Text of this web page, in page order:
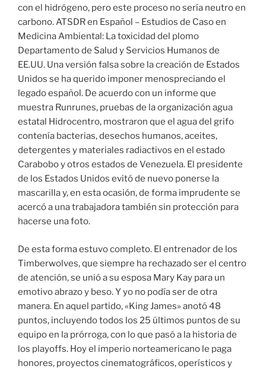
con el hidrógeno, pero este proceso no sería neutro en
carbono. ATSDR en Español – Estudios de Caso en
Medicina Ambiental: La toxicidad del plomo
Departamento de Salud y Servicios Humanos de
EE.UU. Una versión falsa sobre la creación de Estados
Unidos se ha querido imponer menospreciando el
legado español. De acuerdo con un informe que
muestra Runrunes, pruebas de la organización agua
estatal Hidrocentro, mostraron que el agua del grifo
contenía bacterias, desechos humanos, aceites,
detergentes y materiales radiactivos en el estado
Carabobo y otros estados de Venezuela. El presidente
de los Estados Unidos evitó de nuevo ponerse la
mascarilla y, en esta ocasión, de forma imprudente se
acercó a una trabajadora también sin protección para
hacerse una foto.
De esta forma estuvo completo. El entrenador de los
Timberwolves, que siempre ha rechazado ser el centro
de atención, se unió a su esposa Mary Kay para un
emotivo abrazo y beso. Y yo no podía ser de otra
manera. En aquel partido, «King James» anotó 48
puntos, incluyendo todos los 25 últimos puntos de su
equipo en la prórroga, con lo que pasó a la historia de
los playoffs. Hoy el imperio norteamericano le paga
honores, proyectos cinematográficos, operísticos y